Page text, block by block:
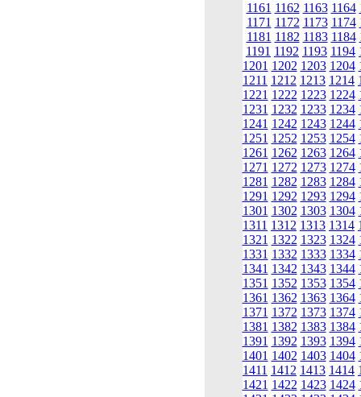
1161 1162 1163 1164
1171 1172 1173 1174
1181 1182 1183 1184
1191 1192 1193 1194
1201 1202 1203 1204
1211 1212 1213 1214
1221 1222 1223 1224
1231 1232 1233 1234
1241 1242 1243 1244
1251 1252 1253 1254
1261 1262 1263 1264
1271 1272 1273 1274
1281 1282 1283 1284
1291 1292 1293 1294
1301 1302 1303 1304
1311 1312 1313 1314
1321 1322 1323 1324
1331 1332 1333 1334
1341 1342 1343 1344
1351 1352 1353 1354
1361 1362 1363 1364
1371 1372 1373 1374
1381 1382 1383 1384
1391 1392 1393 1394
1401 1402 1403 1404
1411 1412 1413 1414
1421 1422 1423 1424